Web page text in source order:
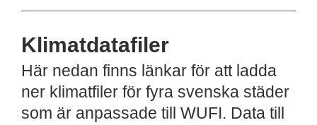
Klimatdatafiler
Här nedan finns länkar för att ladda
ner klimatfiler för fyra svenska städer
som är anpassade till WUFI. Data till